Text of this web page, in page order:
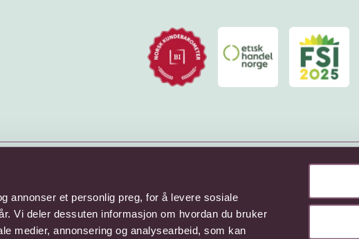
annonser et personlig preg, for å levere sosiale
Vi deler dessuten informasjon om hvordan du bruker
medier, annonsering og analysearbeid, som kan